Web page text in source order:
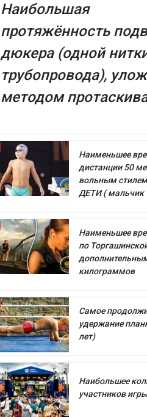
Наибольшая
протяжённость
дюкера (одной
трубопровода),
методом
Наименьшее
дистанции 50
вольным
ДЕТИ ( мальчик
Наименьшее
по
килограммов
Самое
удержание
лет)
Наибольшее
участников